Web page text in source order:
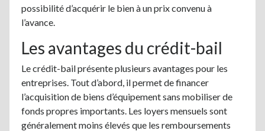
possibilité d’acquérir le bien à un prix convenu à
l’avance.
Les avantages du crédit-bail
Le crédit-bail présente plusieurs avantages pour les
entreprises. Tout d’abord, il permet de financer
l’acquisition de biens d’équipement sans mobiliser de
fonds propres importants. Les loyers mensuels sont
généralement moins élevés que les remboursements